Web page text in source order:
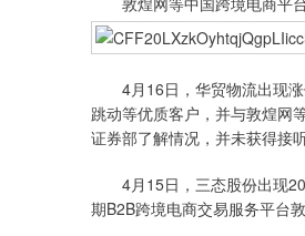
4月16日，华贸物流出现涨
跳动等优质客户，并与敦煌网
证券部了解情况，并未获得接听
4月15日，三态股份出现
期B2B跨境电商交易服务平台